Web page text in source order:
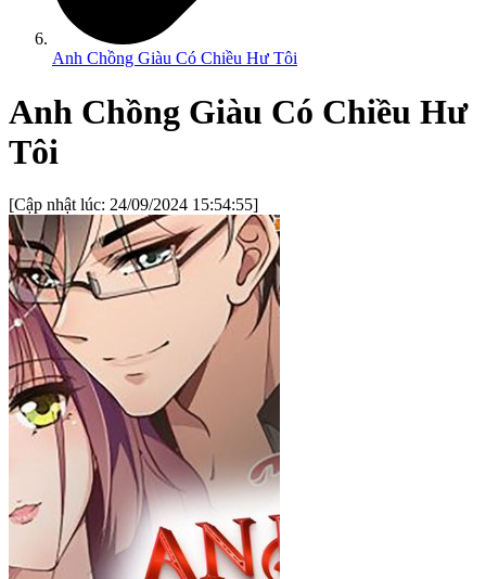
Anh Chồng Giàu Có Chiều Hư Tôi
Anh Chồng Giàu Có Chiều Hư
Tôi
[Cập nhật lúc: 24/09/2024 15:54:55]